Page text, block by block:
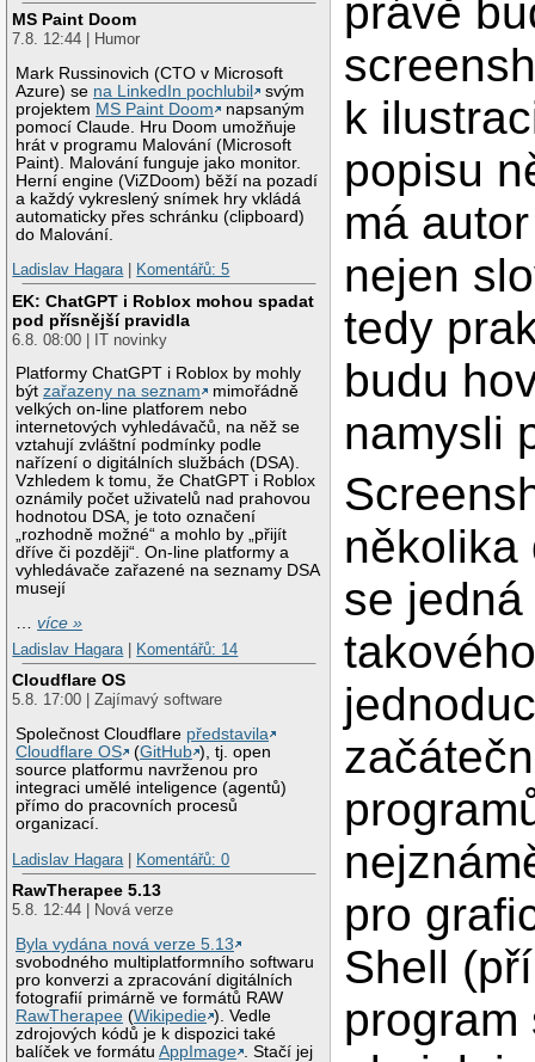
MS Paint Doom
7.8. 12:44 | Humor
Mark Russinovich (CTO v Microsoft
Azure) se na LinkedIn pochlubil
svým
projektem MS Paint Doom
napsaným
pomocí Claude. Hru Doom umožňuje
hrát v programu Malování (Microsoft
Paint). Malování funguje jako monitor.
Herní engine (ViZDoom) běží na pozadí
a každý vykreslený snímek hry vkládá
automaticky přes schránku (clipboard)
do Malování.
Ladislav Hagara| Komentářů: 5
EK: ChatGPT i Roblox mohou spadat
pod přísnější pravidla
6.8. 08:00 | IT novinky
Platformy ChatGPT i Roblox by mohly
býtzařazeny na seznam
mimořádně
velkých on-line platforem nebo
internetových vyhledávačů, na něž se
vztahují zvláštní podmínky podle
nařízení o digitálních službách (DSA).
Vzhledem k tomu, že ChatGPT i Roblox
oznámily počet uživatelů nad prahovou
hodnotou DSA, je toto označení
„rozhodně možné“ a mohlo by „přijít
dříve či později“. On-line platformy a
vyhledávače zařazené na seznamy DSA
musejí
…více »
Ladislav Hagara | Komentářů: 14
Cloudflare OS
5.8. 17:00 | Zajímavý software
Společnost Cloudflare představila
Cloudflare OS
(GitHub ), tj. open
source platformu navrženou pro
integraci umělé inteligence (agentů)
přímo do pracovních procesů
organizací.
Ladislav Hagara | Komentářů: 0
RawTherapee 5.13
5.8. 12:44 | Nová verze
Byla vydána nová verze 5.13
svobodného multiplatformního softwaru
pro konverzi a zpracování digitálních
fotografií primárně ve formátů RAW
RawTherapee (Wikipedie ). Vedle
zdrojových kódů je k dispozici také
balíček ve formátuAppImage
. Stačí jej
právě
k
popisu
má
nejen
tedy
budu
namysli
několika
se
pro
Shell